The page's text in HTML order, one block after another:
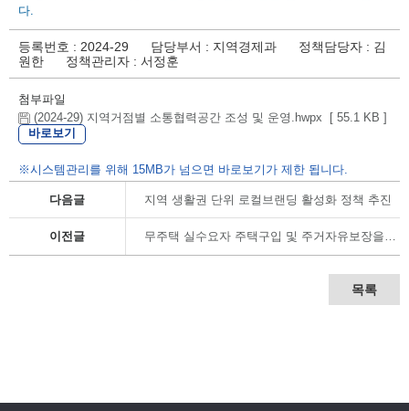
다.
등록번호 : 2024-29 담당부서 : 지역경제과 정책담당자 : 김
원한
정책관리자 : 서정훈
첨부파일
(2024-29) 지역거점별 소통협력공간 조성 및 운영.hwpx [ 55.1 KB ]
바로보기
※시스템관리를 위해 15MB가 넘으면 바로보기가 제한 됩니다.
다음글 지역 생활권 단위 로컬브랜딩 활성화 정책 추진
이전글 무주택 실수요자 주택구입 및 주거자유보장을 위한 취득세 개편
목록